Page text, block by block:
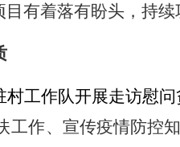
有着落有盼头，持续
工作队开展走访慰问
工作、宣传疫情防控